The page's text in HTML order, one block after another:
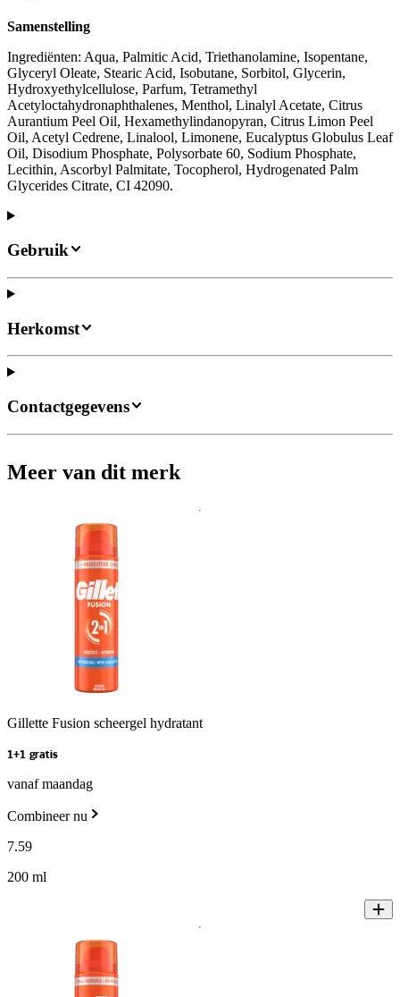
Samenstelling
Ingrediënten: Aqua, Palmitic Acid, Triethanolamine, Isopentane,
Glyceryl Oleate, Stearic Acid, Isobutane, Sorbitol, Glycerin,
Hydroxyethylcellulose, Parfum, Tetramethyl
Acetyloctahydronaphthalenes, Menthol, Linalyl Acetate, Citrus
Aurantium Peel Oil, Hexamethylindanopyran, Citrus Limon Peel
Oil, Acetyl Cedrene, Linalool, Limonene, Eucalyptus Globulus Leaf
Oil, Disodium Phosphate, Polysorbate 60, Sodium Phosphate,
Lecithin, Ascorbyl Palmitate, Tocopherol, Hydrogenated Palm
Glycerides Citrate, CI 42090.
Gebruik
Herkomst
Contactgegevens
Meer van dit merk
Gillette Fusion scheergel hydratant
1+1 gratis
vanaf maandag
Combineer nu
7.59
200 ml